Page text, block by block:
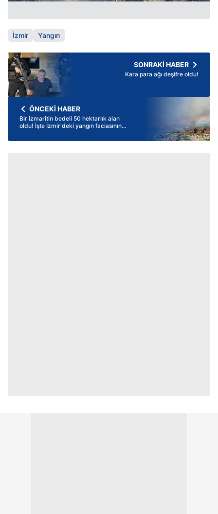
İzmir Yangın
SONRAKİ HABER
Kara para ağı deşifre oldu!
ÖNCEKİ HABER
Bir izmaritin bedeli 50 hektarlık alan
oldu! İşte İzmir'deki yangın faciasının